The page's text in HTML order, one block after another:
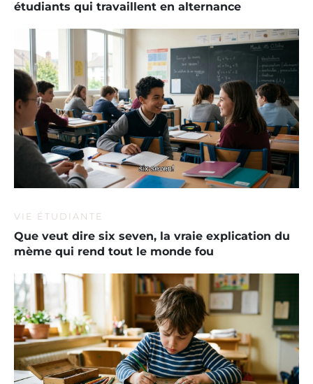
étudiants qui travaillent en alternance
VIE ÉTUDIANTE
Que veut dire six seven, la vraie explication du
mème qui rend tout le monde fou